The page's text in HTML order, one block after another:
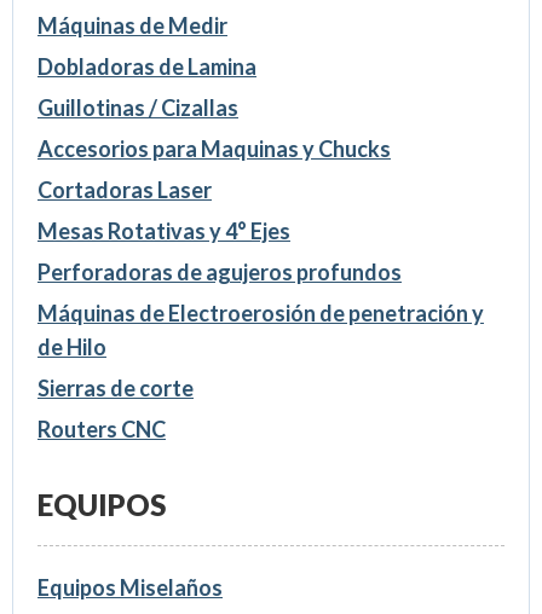
Máquinas de Medir
Dobladoras de Lamina
Guillotinas / Cizallas
Accesorios para Maquinas y Chucks
Cortadoras Laser
Mesas Rotativas y 4° Ejes
Perforadoras de agujeros profundos
Máquinas de Electroerosión de penetración y
de Hilo
Sierras de corte
Routers CNC
EQUIPOS
Equipos Miselaños